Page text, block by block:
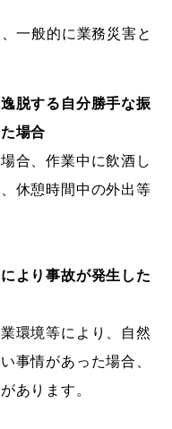
一般的に業務災害と
脱する自分勝手な振
場合
合、作業中に飲酒し
休憩時間中の外出等
より事故が発生した
環境等により、自然
事情があった場合、
あります。